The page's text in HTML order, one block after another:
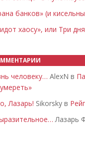
банков» (и
хаосу», или Три
человеку… AlexN в
Лазарь! Sikorsky в
Лазарь